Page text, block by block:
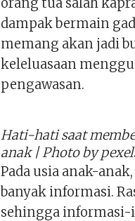
dampak bermain
memang akan jadi
keleluasaan
pengawasan.
Hati-hati saat
anak | Photo by
Pada usia anak-
banyak informasi.
sehingga